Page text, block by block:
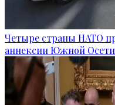
Четыре страны НАТО
аннексии Южной